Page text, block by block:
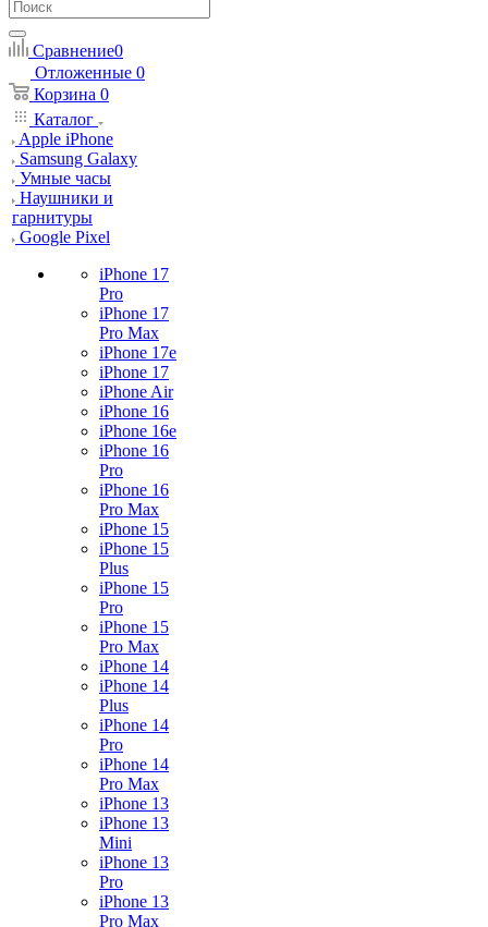
Сравнение0
Отложенные 0
Корзина 0
Каталог
Apple iPhone
Samsung Galaxy
Умные часы
Наушники и
гарнитуры
Google Pixel
iPhone 17
Pro
iPhone 17
Pro Max
iPhone 17e
iPhone 17
iPhone Air
iPhone 16
iPhone 16e
iPhone 16
Pro
iPhone 16
Pro Max
iPhone 15
iPhone 15
Plus
iPhone 15
Pro
iPhone 15
Pro Max
iPhone 14
iPhone 14
Plus
iPhone 14
Pro
iPhone 14
Pro Max
iPhone 13
iPhone 13
Mini
iPhone 13
Pro
iPhone 13
Pro Max